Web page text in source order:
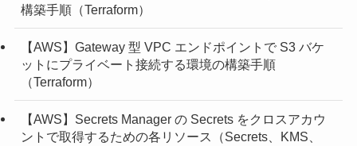
構築手順（Terraform）
【AWS】Gateway 型 VPC エンドポイントで S3 バケ
ットにプライベート接続する環境の構築手順
（Terraform）
【AWS】Secrets Manager の Secrets をクロスアカウ
ントで取得するための各リソース（Secrets、KMS、